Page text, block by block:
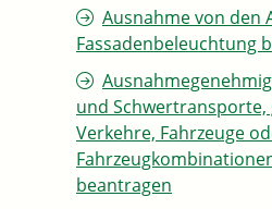
Ausnahme von den
Fassadenbeleuchtung
und
Verkehre, Fahrzeuge
beantragen